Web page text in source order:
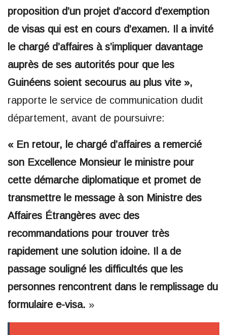
proposition d’un projet d’accord d’exemption
de visas qui est en cours d’examen. Il a invité
le chargé d’affaires à s’impliquer davantage
auprès de ses autorités pour que les
Guinéens soient secourus au plus vite »,
rapporte le service de communication dudit
département, avant de poursuivre:
« En retour, le chargé d’affaires a remercié
son Excellence Monsieur le ministre pour
cette démarche diplomatique et promet de
transmettre le message à son Ministre des
Affaires Étrangères avec des
recommandations pour trouver très
rapidement une solution idoine. Il a de
passage souligné les difficultés que les
personnes rencontrent dans le remplissage du
formulaire e-visa. »